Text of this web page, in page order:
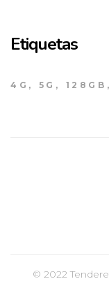
Etiquetas
4G 5G 128GB
© 2022